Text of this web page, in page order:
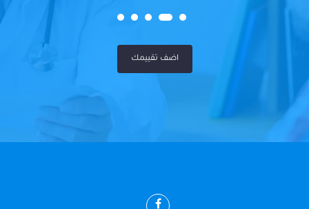
اضف تقييمك